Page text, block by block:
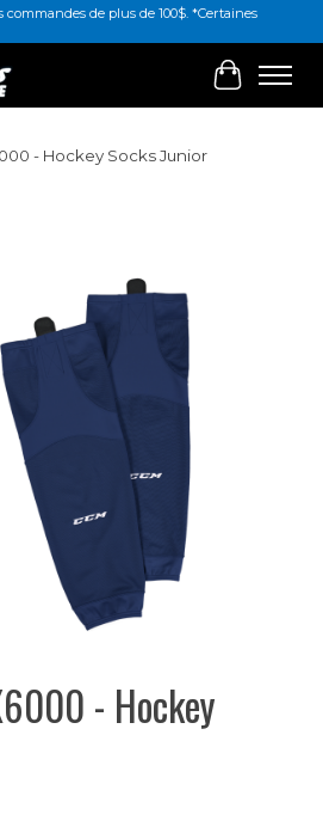
commandes de plus de 100$. *Certaines
Cart
- Hockey Socks Junior
- Hockey